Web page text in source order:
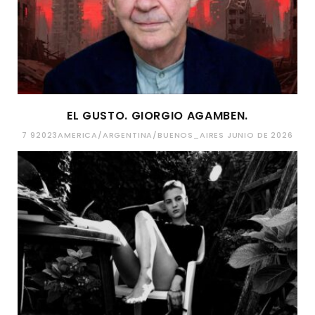
EL GUSTO. GIORGIO AGAMBEN.
7 92023AMERICA/ARGENTINA/BUENOS_AIRES JUNIO DE 2026